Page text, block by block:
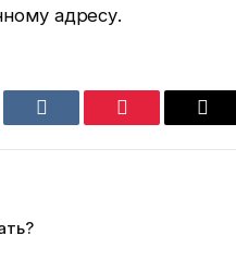
адресу.
VKontaktePinterest